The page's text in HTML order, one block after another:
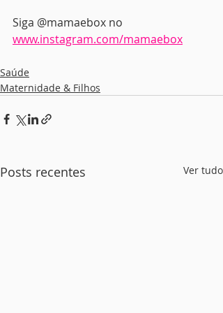
Siga @mamaebox no
www.instagram.com/mamaebox
Saúde
Maternidade & Filhos
Posts recentes Ver tudo